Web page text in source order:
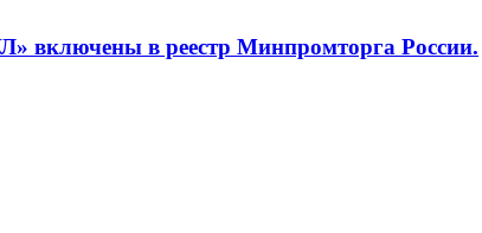
включены в реестр Минпромторга России.